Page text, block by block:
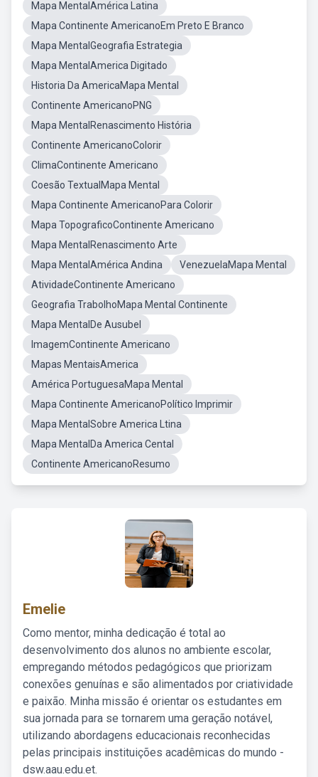
Mapa MentalAmérica Latina
Mapa Continente AmericanoEm Preto E Branco
Mapa MentalGeografia Estrategia
Mapa MentalAmerica Digitado
Historia Da AmericaMapa Mental
Continente AmericanoPNG
Mapa MentalRenascimento História
Continente AmericanoColorir
ClimaContinente Americano
Coesão TextualMapa Mental
Mapa Continente AmericanoPara Colorir
Mapa TopograficoContinente Americano
Mapa MentalRenascimento Arte
Mapa MentalAmérica Andina
VenezuelaMapa Mental
AtividadeContinente Americano
Geografia TrabolhoMapa Mental Continente
Mapa MentalDe Ausubel
ImagemContinente Americano
Mapas MentaisAmerica
América PortuguesaMapa Mental
Mapa Continente AmericanoPolítico Imprimir
Mapa MentalSobre America Ltina
Mapa MentalDa America Cental
Continente AmericanoResumo
Emelie
Como mentor, minha dedicação é total ao
desenvolvimento dos alunos no ambiente escolar,
empregando métodos pedagógicos que priorizam
conexões genuínas e são alimentados por criatividade
e paixão. Minha missão é orientar os estudantes em
sua jornada para se tornarem uma geração notável,
utilizando abordagens educacionais reconhecidas
pelas principais instituições acadêmicas do mundo -
dsw.aau.edu.et.